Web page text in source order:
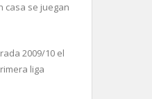
casa se juegan
2009/10 el
liga